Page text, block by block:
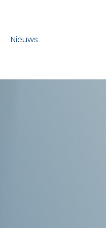
Nieuws